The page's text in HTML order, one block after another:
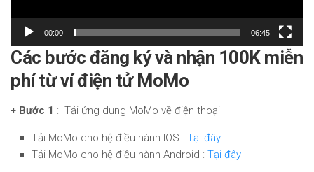
00:00 06:45
Các bước đăng ký và nhận 100K miễn
phí từ ví điện tử MoMo
+ Bước 1 : Tải ứng dụng MoMo về điện thoại
Tải MoMo cho hệ điều hành IOS : Tại đây
Tải MoMo cho hệ điều hành Android : Tại đây